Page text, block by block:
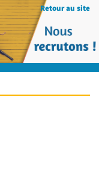
Retour au site